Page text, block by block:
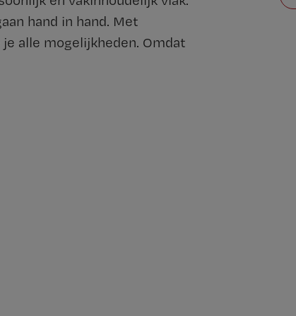
hand in hand. Met
alle mogelijkheden. Omdat